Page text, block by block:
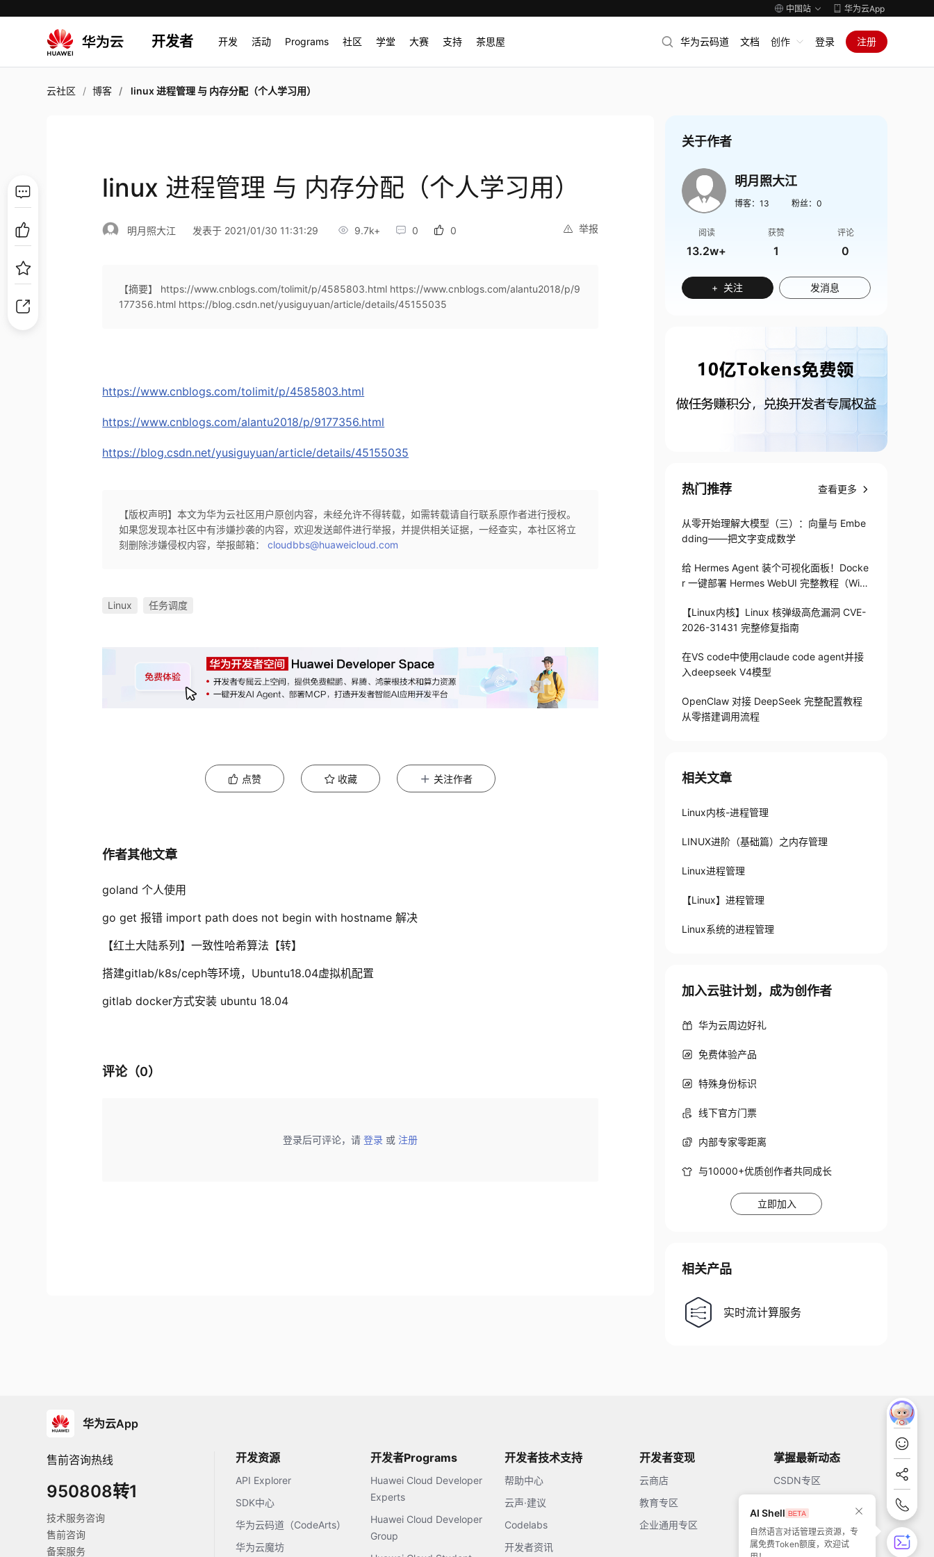
中国站 华为云App
开发者 开发 活动 Programs 社区 学堂 大赛 支持 茶思屋 华为云码道 文档 创作 登录 注册
云社区 博客 linux 进程管理 与 内存分配（个人学习用）
linux 进程管理 与 内存分配（个人学习用）
举报
明月照大江 发表于 2021/01/30 11:31:29 9.7k+ 0 0
【摘要】 https://www.cnblogs.com/tolimit/p/4585803.html https://www.cnblogs.com/alantu2018/p/9
177356.html https://blog.csdn.net/yusiguyuan/article/details/45155035
https://www.cnblogs.com/tolimit/p/4585803.html
https://www.cnblogs.com/alantu2018/p/9177356.html
https://blog.csdn.net/yusiguyuan/article/details/45155035
【版权声明】本文为华为云社区用户原创内容，未经允许不得转载，如需转载请自行联系原作者进行授权。
如果您发现本社区中有涉嫌抄袭的内容，欢迎发送邮件进行举报，并提供相关证据，一经查实，本社区将立
刻删除涉嫌侵权内容，举报邮箱：cloudbbs@huaweicloud.com
Linux 任务调度
点赞 收藏 关注作者
作者其他文章
goland 个人使用
go get 报错 import path does not begin with hostname 解决
【红土大陆系列】一致性哈希算法【转】
搭建gitlab/k8s/ceph等环境，Ubuntu18.04虚拟机配置
gitlab docker方式安装 ubuntu 18.04
评论（0）
登录后可评论，请 登录 或 注册
关于作者
明月照大江
博客： 13 粉丝： 0
阅读
13.2w+
获赞
1
评论
0
+ 关注 发消息
热门推荐 查看更多
从零开始理解大模型（三）：向量与 Embe
dding——把文字变成数学
给 Hermes Agent 装个可视化面板！Docke
r 一键部署 Hermes WebUI 完整教程（Win
【Linux内核】Linux 核弹级高危漏洞 CVE-
2026-31431 完整修复指南
在VS code中使用claude code agent并接
入deepseek V4模型
OpenClaw 对接 DeepSeek 完整配置教程
从零搭建调用流程
相关文章
Linux内核-进程管理
LINUX进阶（基础篇）之内存管理
Linux进程管理
【Linux】进程管理
Linux系统的进程管理
加入云驻计划，成为创作者
华为云周边好礼
免费体验产品
特殊身份标识
线下官方门票
内部专家零距离
与10000+优质创作者共同成长
立即加入
相关产品
实时流计算服务
AI Shell
自然语言对话管理云资源，专
属免费Token额度，欢迎试
华为云App
售前咨询热线
950808转1
技术服务咨询
售前咨询
备案服务
开发资源
API Explorer
SDK中心
华为云码道（CodeArts）
华为云魔坊
开发者Programs
Huawei Cloud Developer
Experts
Huawei Cloud Developer
Group
开发者技术支持
帮助中心
云声·建议
Codelabs
开发者资讯
开发者变现
云商店
教育专区
企业通用专区
掌握最新动态
CSDN专区
开源中国
51CTO